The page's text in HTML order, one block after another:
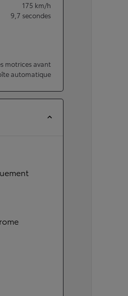
175 km/h
9,7 secondes
motrices avant
automatique